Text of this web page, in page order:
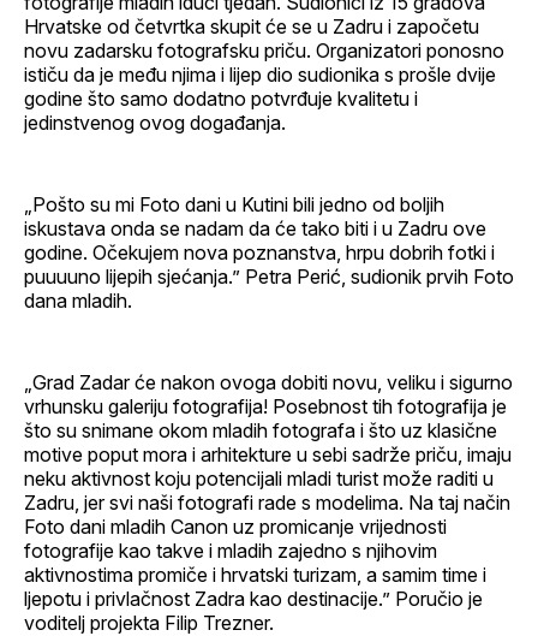
Hrvatske od četvrtka skupit će se u Zadru i započetu
novu zadarsku fotografsku priču. Organizatori ponosno
ističu da je među njima i lijep dio sudionika s prošle dvije
godine što samo dodatno potvrđuje kvalitetu i
jedinstvenog ovog događanja.
„Pošto su mi Foto dani u Kutini bili jedno od boljih
iskustava onda se nadam da će tako biti i u Zadru ove
godine. Očekujem nova poznanstva, hrpu dobrih fotki i
puuuuno lijepih sjećanja.” Petra Perić, sudionik prvih Foto
dana mladih.
„Grad Zadar će nakon ovoga dobiti novu, veliku i sigurno
vrhunsku galeriju fotografija! Posebnost tih fotografija je
što su snimane okom mladih fotografa i što uz klasične
motive poput mora i arhitekture u sebi sadrže priču, imaju
neku aktivnost koju potencijali mladi turist može raditi u
Zadru, jer svi naši fotografi rade s modelima. Na taj način
Foto dani mladih Canon uz promicanje vrijednosti
fotografije kao takve i mladih zajedno s njihovim
aktivnostima promiče i hrvatski turizam, a samim time i
ljepotu i privlačnost Zadra kao destinacije.” Poručio je
voditelj projekta Filip Trezner.